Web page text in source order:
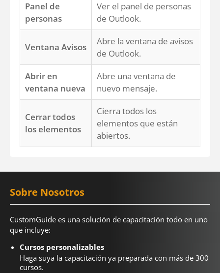
Panel de
personas
Ver el panel de personas
de Outlook.
Ventana Avisos
Abre la ventana de avisos
de Outlook.
Abrir en
ventana nueva
Abre una ventana de
nuevo mensaje.
Cerrar todos
los elementos
Cierra todos los
elementos que están
abiertos.
Sobre Nosotros
CustomGuide es una solución de capacitación todo en uno
que incluye:
Cursos personalizables
Haga suya la capacitación ya preparada con más de 300
cursos.